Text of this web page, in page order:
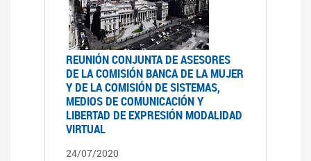
REUNIÓN CONJUNTA DE ASESORES
DE LA COMISIÓN BANCA DE LA MUJER
Y DE LA COMISIÓN DE SISTEMAS,
MEDIOS DE COMUNICACIÓN Y
LIBERTAD DE EXPRESIÓN MODALIDAD
VIRTUAL
24/07/2020